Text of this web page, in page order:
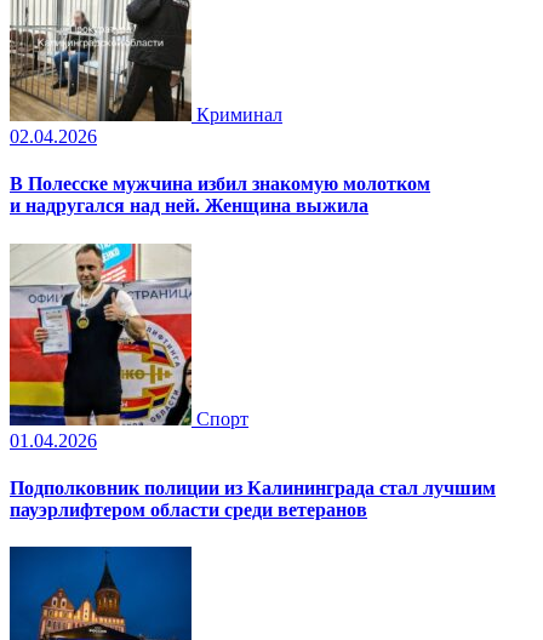
Криминал
02.04.2026
В Полесске мужчина избил знакомую молотком
и надругался над ней. Женщина выжила
Спорт
01.04.2026
Подполковник полиции из Калининграда стал лучшим
пауэрлифтером области среди ветеранов